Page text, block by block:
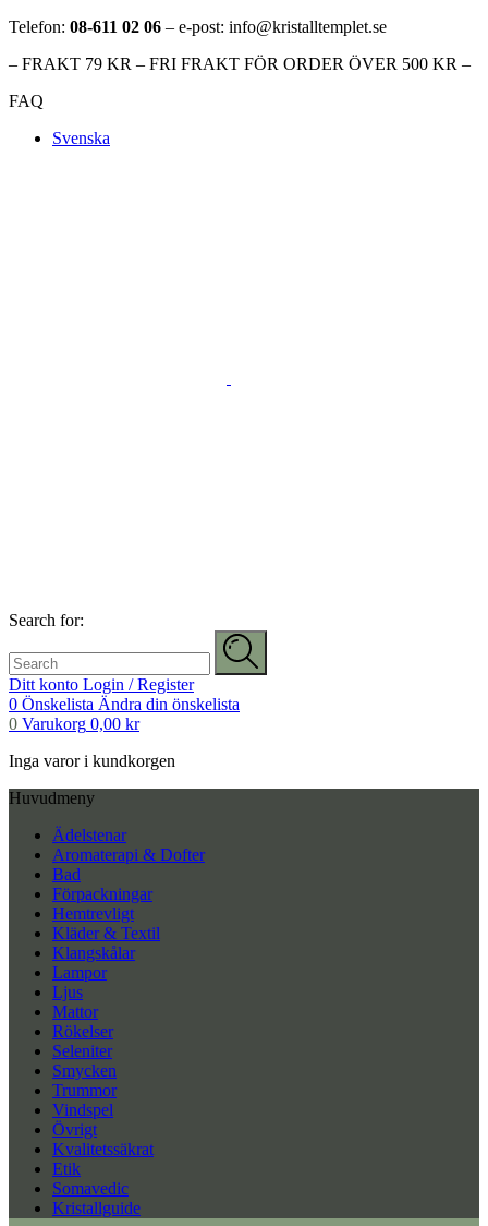
Telefon: 08-611 02 06 – e-post: info@kristalltemplet.se
– FRAKT 79 KR – FRI FRAKT FÖR ORDER ÖVER 500 KR –
FAQ
Svenska
Search for:
Ditt konto Login / Register
0 Önskelista Ändra din önskelista
0 Varukorg 0,00 kr
Inga varor i kundkorgen
Huvudmeny
Ädelstenar
Aromaterapi & Dofter
Bad
Förpackningar
Hemtrevligt
Kläder & Textil
Klangskålar
Lampor
Ljus
Mattor
Rökelser
Seleniter
Smycken
Trummor
Vindspel
Övrigt
Kvalitetssäkrat
Etik
Somavedic
Kristallguide